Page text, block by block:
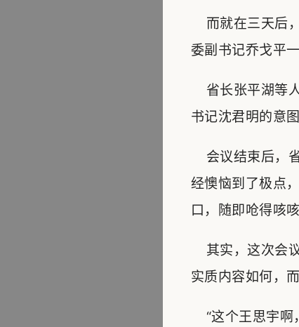
而就在三天后
委副书记乔戈平
省长张平湖等
书记沈君明的意
会议结束后，
经懊恼到了极点
口，随即呛得咳
其实，这次会
实质内容如何，
“这个王思宇啊